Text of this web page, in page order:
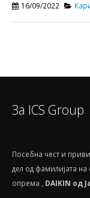
16/09/2022
За ICS Group
Посебнa чест и
дел од фамилијата
опрема , DAIKIN од